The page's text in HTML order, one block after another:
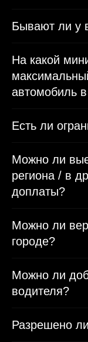
Бывают ли у
На какой
автомобиль
Есть ли
Можно ли
региона / в
доплаты?
Можно ли
городе?
Можно ли
водителя?
Разрешено